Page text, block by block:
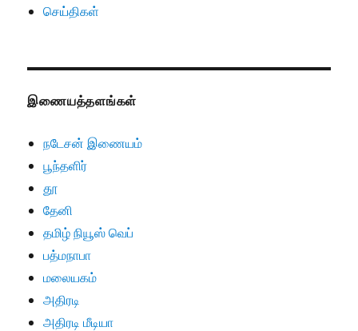
செய்திகள்
இணையத்தளங்கள்
நடேசன் இணையம்
பூந்தளிர்
தூ
தேனி
தமிழ் நியூஸ் வெப்
பத்மநாபா
மலையகம்
அதிரடி
அதிரடி மீடியா